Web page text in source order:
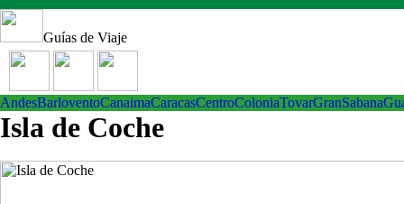
Guías de Viaje
AndesBarloventoCanaimaCaracasCentroColoniaTovarGranSabana
Isla de Coche